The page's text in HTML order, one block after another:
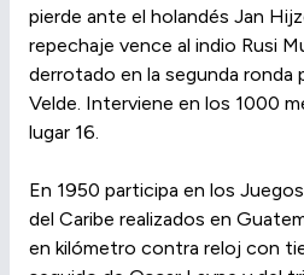
pierde ante el holandés Jan
repechaje vence al indio Rusi
derrotado en la segunda ronda
Velde. Interviene en los 1000
lugar 16.
En 1950 participa en los
del Caribe realizados en
en kilómetro contra reloj con